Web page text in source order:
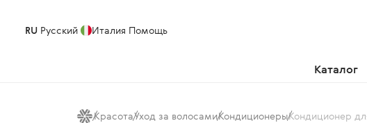
RU Русский Италия Помощь
Каталог
КрасотаУход за волосамиКондиционерыКондиционер